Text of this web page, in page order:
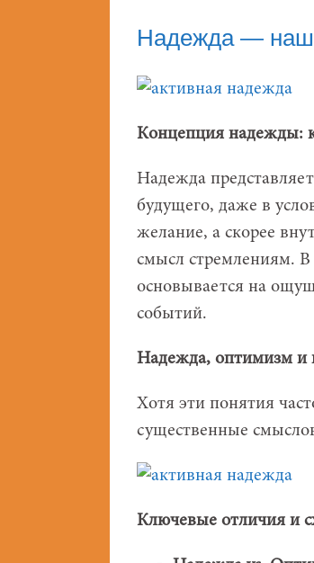
Надежда — наш
Концепция надежды:
Надежда
будущего, даже в
желание, а скорее
смысл стремлениям. В
основывается на
событий.
Надежда, оптимизм и
Хотя эти понятия
существенные
Ключевые отличия и